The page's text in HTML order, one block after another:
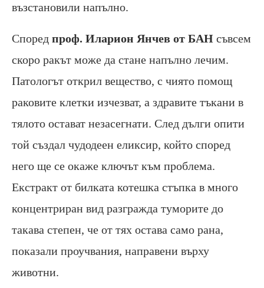
възстановили напълно.
Според проф. Иларион Янчев от БАН съвсем
скоро ракът може да стане напълно лечим.
Патологът открил вещество, с чиято помощ
раковите клетки изчезват, а здравите тъкани в
тялото остават незасегнати. След дълги опити
той създал чудодеен еликсир, който според
него ще се окаже ключът към проблема.
Екстракт от билката котешка стъпка в много
концентриран вид разгражда туморите до
такава степен, че от тях остава само рана,
показали проучвания, направени върху
животни.